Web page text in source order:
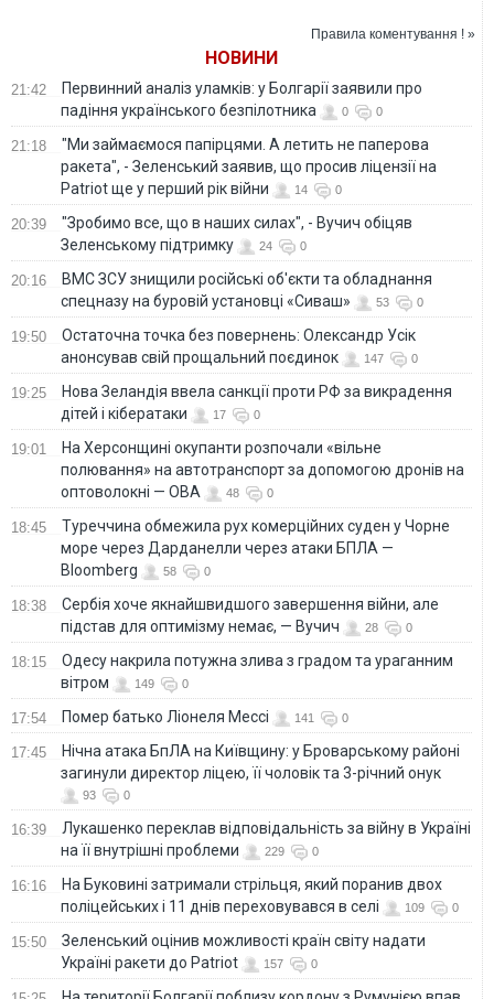
Правила коментування ! »
НОВИНИ
21:42
Первинний аналіз уламків: у Болгарії заявили про
падіння українського безпілотника
0 0
21:18
"Ми займаємося папірцями. А летить не паперова
ракета", - Зеленський заявив, що просив ліцензії на
Patriot ще у перший рік війни
14 0
20:39
"Зробимо все, що в наших силах", - Вучич обіцяв
Зеленському підтримку
24 0
20:16
ВМС ЗСУ знищили російські об'єкти та обладнання
спецназу на буровій установці «Сиваш»
53 0
19:50
Остаточна точка без повернень: Олександр Усік
анонсував свій прощальний поєдинок
147 0
19:25
Нова Зеландія ввела санкції проти РФ за викрадення
дітей і кібератаки
17 0
19:01
На Херсонщині окупанти розпочали «вільне
полювання» на автотранспорт за допомогою дронів на
оптоволокні — ОВА
48 0
18:45
Туреччина обмежила рух комерційних суден у Чорне
море через Дарданелли через атаки БПЛА —
Bloomberg
58 0
18:38
Сербія хоче якнайшвидшого завершення війни, але
підстав для оптимізму немає, — Вучич
28 0
18:15
Одесу накрила потужна злива з градом та ураганним
вітром
149 0
17:54 Помер батько Ліонеля Мессі 141 0
17:45
Нічна атака БпЛА на Київщину: у Броварському районі
загинули директор ліцею, її чоловік та 3-річний онук
93 0
16:39
Лукашенко переклав відповідальність за війну в Україні
на її внутрішні проблеми
229 0
16:16
На Буковині затримали стрільця, який поранив двох
поліцейських і 11 днів переховувався в селі
109 0
15:50
Зеленський оцінив можливості країн світу надати
Україні ракети до Patriot
157 0